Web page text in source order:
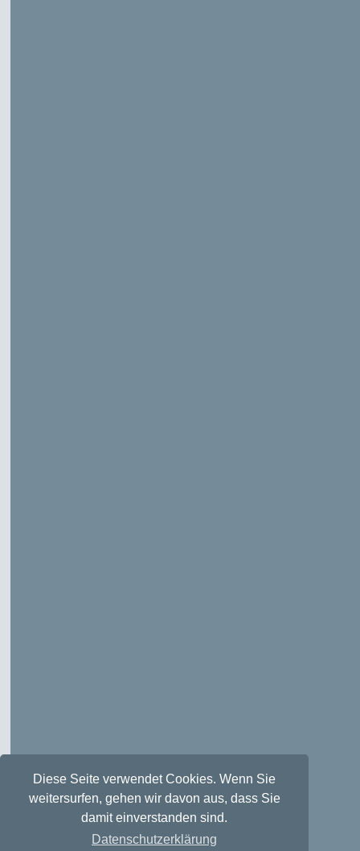
Diese Seite verwendet Cookies. Wenn Sie
weitersurfen, gehen wir davon aus, dass Sie
damit einverstanden sind.
Datenschutzerklärung